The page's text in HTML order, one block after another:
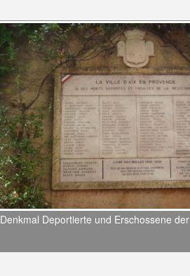
Denkmal Deportierte und Erschossene